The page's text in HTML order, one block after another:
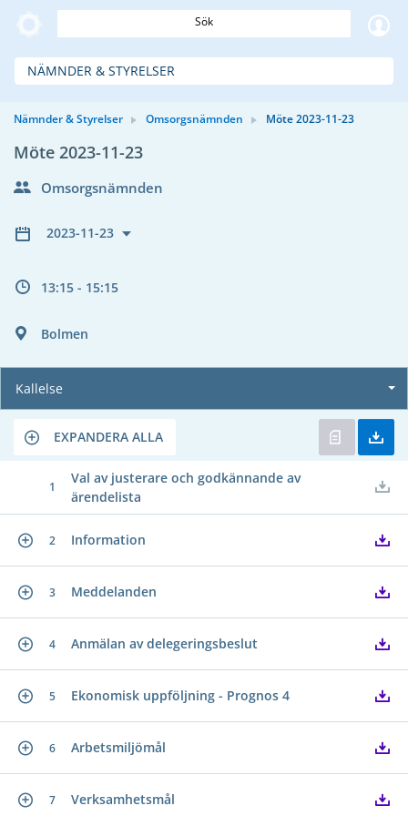
Sök
NÄMNDER & STYRELSER
Nämnder & Styrelser Omsorgsnämnden Möte 2023-11-23
Möte 2023-11-23
Omsorgsnämnden
2023-11-23
13:15 - 15:15
Bolmen
Kallelse
EXPANDERA ALLA
1
Val av justerare och godkännande av
ärendelista
2 Information
3 Meddelanden
4 Anmälan av delegeringsbeslut
5 Ekonomisk uppföljning - Prognos 4
6 Arbetsmiljömål
7 Verksamhetsmål